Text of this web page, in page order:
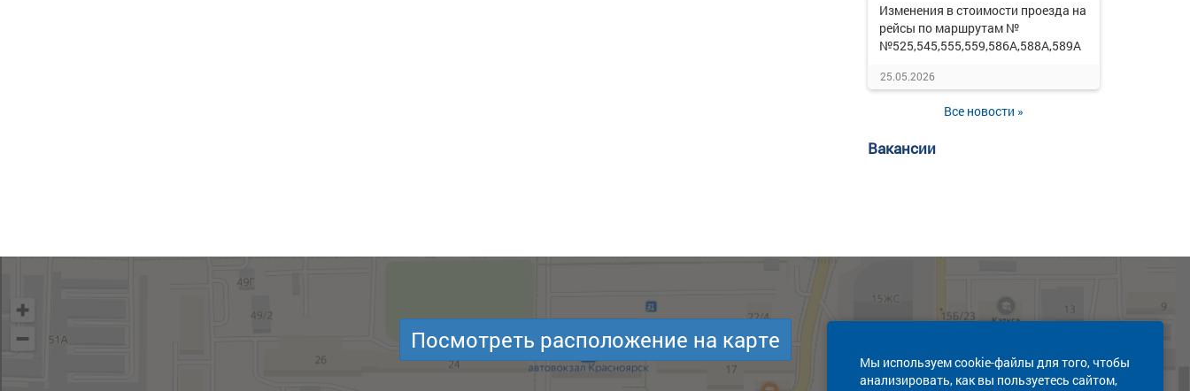
Изменения в стоимости проезда на
рейсы по маршрутам №
№525,545,555,559,586А,588А,589А
25.05.2026
Все новости »
Вакансии
Мы используем cookie-файлы для того, чтобы
анализировать, как вы пользуетесь сайтом,
Посмотреть расположение на карте